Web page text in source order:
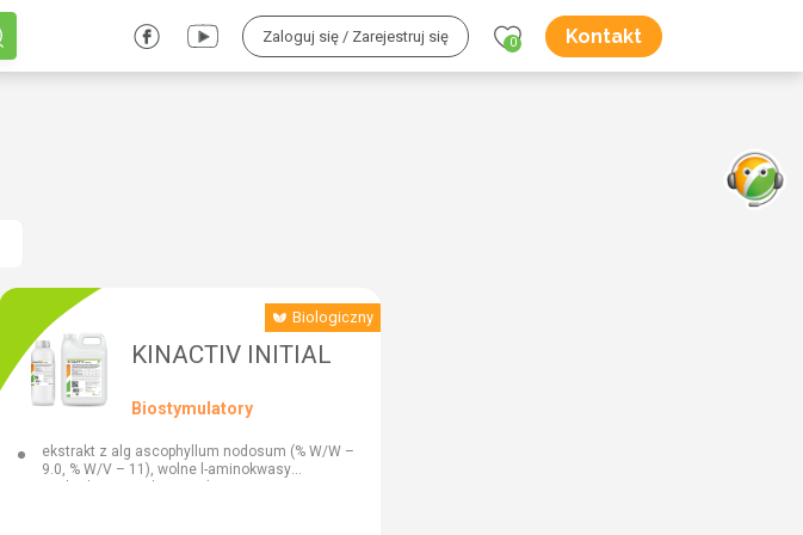
Zaloguj się / Zarejestruj się 0 Kontakt
Biologiczny
KINACTIV INITIAL
Biostymulatory
ekstrakt z alg ascophyllum nodosum (% W/W –
9.0, % W/V – 11), wolne l-aminokwasy